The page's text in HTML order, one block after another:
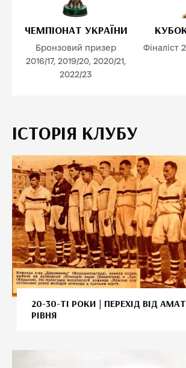
ЧЕМПІОНАТ УКРАЇНИ
Бронзовий призер
2016/17, 2019/20, 2020/21,
2022/23
Фіналіст
ІСТОРІЯ КЛУБУ
20-30-ТІ РОКИ | ПЕРЕХІД ВІД
РІВНЯ